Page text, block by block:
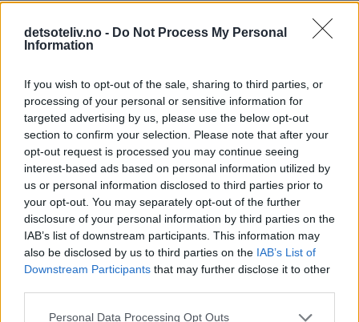
detsoteliv.no - Do Not Process My Personal
Information
If you wish to opt-out of the sale, sharing to third parties, or
processing of your personal or sensitive information for
targeted advertising by us, please use the below opt-out
section to confirm your selection. Please note that after your
opt-out request is processed you may continue seeing
interest-based ads based on personal information utilized by
us or personal information disclosed to third parties prior to
your opt-out. You may separately opt-out of the further
disclosure of your personal information by third parties on the
IAB’s list of downstream participants. This information may
also be disclosed by us to third parties on the IAB’s List of
Downstream Participants that may further disclose it to other
Personal Data Processing Opt Outs
For en lykke det hadde vært å vinne ❤️
Maya - 24.03.2015 - 05:56
Det hadde vært fantastisk da den minste jenta vår har
fått cøliaki og ikke kan bruke samme vaffeljern som
resten av familien!
Svar
Lena-Marie Tørresvold - 24.03.2015 - 05:56